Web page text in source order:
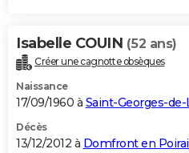
Isabelle COUIN (52 ans)
Créer une cagnotte obsèques
Naissance
17/09/1960 à Saint-Georges-de-
Décès
13/12/2012 à Domfront en